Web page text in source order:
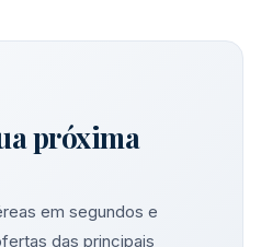
próxima
em segundos e
das principais